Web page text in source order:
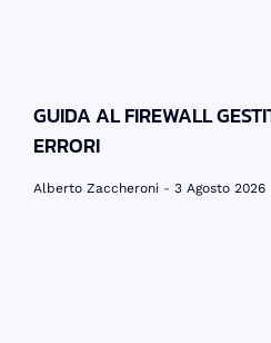
GUIDA AL FIREWALL
ERRORI
Alberto Zaccheroni 3 Agosto 2026